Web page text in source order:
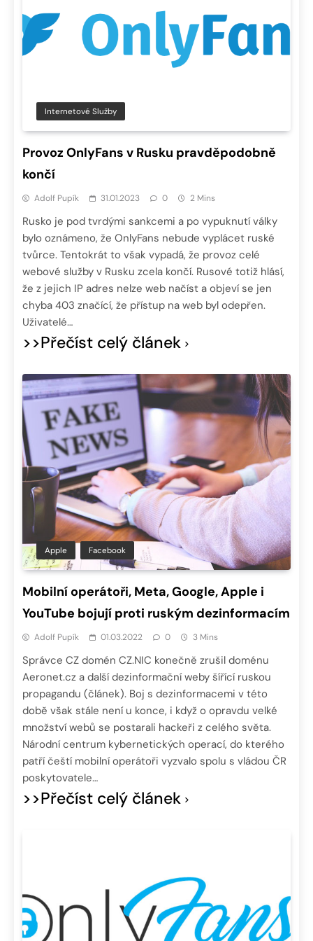
Internetové Služby
Provoz OnlyFans v Rusku pravděpodobně
končí
Adolf Pupík 31.01.2023 0 2 Mins
Rusko je pod tvrdými sankcemi a po vypuknutí války
bylo oznámeno, že OnlyFans nebude vyplácet ruské
tvůrce. Tentokrát to však vypadá, že provoz celé
webové služby v Rusku zcela končí. Rusové totiž hlásí,
že z jejich IP adres nelze web načíst a objeví se jen
chyba 403 značící, že přístup na web byl odepřen.
Uživatelé…
>>Přečíst celý článek
Apple Facebook
Mobilní operátoři, Meta, Google, Apple i
YouTube bojují proti ruským dezinformacím
Adolf Pupík 01.03.2022 0 3 Mins
Správce CZ domén CZ.NIC konečně zrušil doménu
Aeronet.cz a další dezinformační weby šířící ruskou
propagandu (článek). Boj s dezinformacemi v této
době však stále není u konce, i když o opravdu velké
množství webů se postarali hackeři z celého světa.
Národní centrum kybernetických operací, do kterého
patří čeští mobilní operátoři vyzvalo spolu s vládou ČR
poskytovatele…
>>Přečíst celý článek